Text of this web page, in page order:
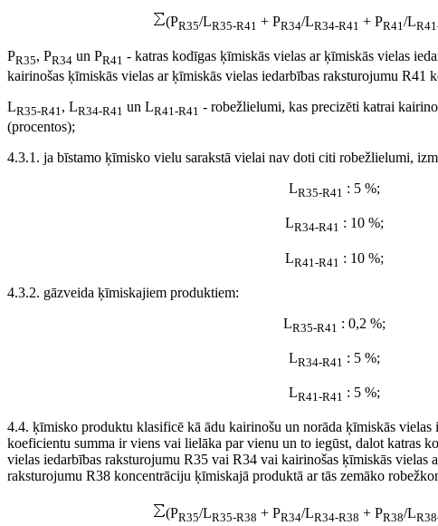
(PR35/LR35-R41 + PR34/LR34-R41 + PR41 /L
PR35, PR34 un PR41 - katras kodīgas ķīmiskās vielas ar ķīmiskās vielas
kairinošas ķīmiskās vielas ar ķīmiskās vielas iedarbības raksturojumu R41
LR35-R41, LR34-R41 un LR41-R41 - robežlielumi, kas precizēti katrai
(procentos);
4.3.1. ja bīstamo ķīmisko vielu sarakstā vielai nav doti citi robežlielumi,
LR35-R41 : 5 %;
LR34-R41 : 10 %;
LR41-R41 : 10 %;
4.3.2. gāzveida ķīmiskajiem produktiem:
LR35-R41 : 0,2 %;
LR34-R41 : 5 %;
LR41-R41 : 5 %;
4.4. ķīmisko produktu klasificē kā ādu kairinošu un norāda ķīmiskās vielas
koeficientu summa ir viens vai lielāka par vienu un to iegūst, dalot katras
vielas iedarbības raksturojumu R35 vai R34 vai kairinošas ķīmiskās vielas
raksturojumu R38 koncentrāciju ķīmiskajā produktā ar tās zemāko
(PR35/LR35-R38 + PR34/LR34-R38 + PR38/L